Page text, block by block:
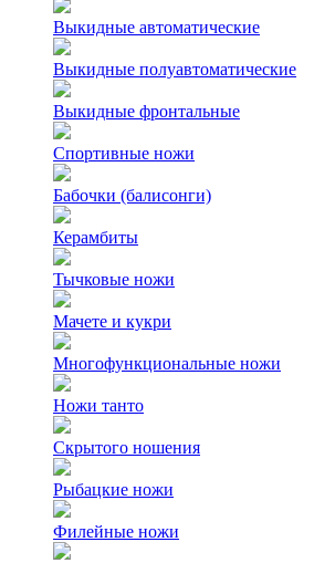
Выкидные автоматические
Выкидные полуавтоматические
Выкидные фронтальные
Спортивные ножи
Бабочки (балисонги)
Керамбиты
Тычковые ножи
Мачете и кукри
Многофункциональные ножи
Ножи танто
Скрытого ношения
Рыбацкие ножи
Филейные ножи